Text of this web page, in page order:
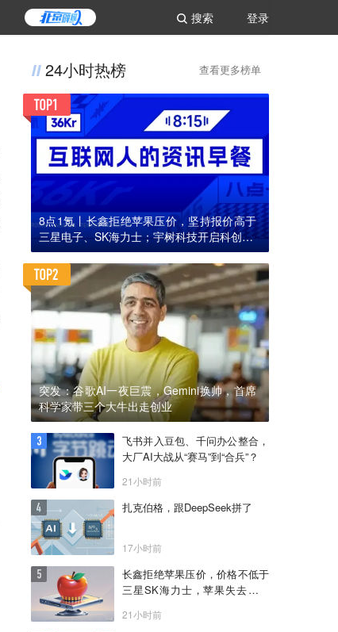
登录
搜索
24小时热榜 查看更多榜单
8点1氪丨长鑫拒绝苹果压价，坚持报价高于
三星电子、SK海力士；宇树科技开启科创板I
PO初步询价；韩国宣布进入“国家灾难状态”
突发：谷歌AI一夜巨震，Gemini换帅，首席
科学家带三个大牛出走创业
飞书并入豆包、千问办公整合，
大厂AI大战从“赛马”到“合兵”？
21小时前
扎克伯格，跟DeepSeek拼了
17小时前
长鑫拒绝苹果压价，价格不低于
三星SK海力士，苹果失去了议
21小时前